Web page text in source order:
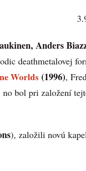
Anders
deathmetalovej
Worlds(1996),
no bol pri založení
), založili novú